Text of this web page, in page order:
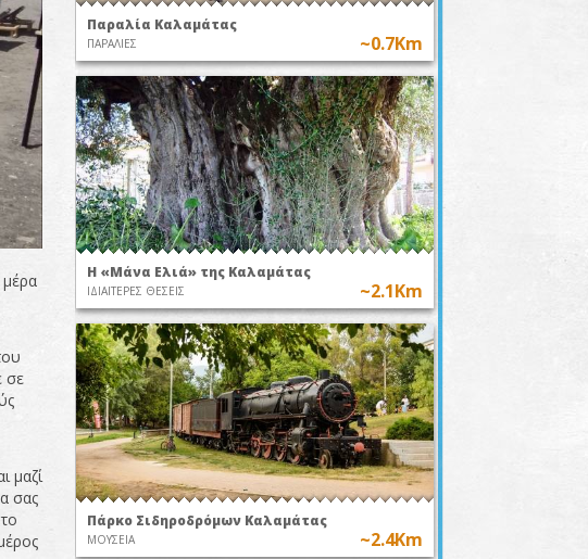
σε
μαζί
σας
Παραλία Καλαμάτας
ΠΑΡΑΛΙΕΣ ~0.7Km
Η «Μάνα Ελιά» της Καλαμάτας
ΙΔΙΑΙΤΕΡΕΣ ΘΕΣΕΙΣ ~2.1Km
Πάρκο Σιδηροδρόμων Καλαμάτας
ΜΟΥΣΕΙΑ ~2.4Km